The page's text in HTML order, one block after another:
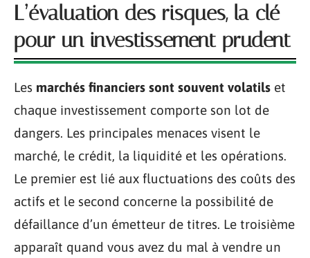
L’évaluation des risques, la clé
pour un investissement prudent
Les marchés financiers sont souvent volatils et
chaque investissement comporte son lot de
dangers. Les principales menaces visent le
marché, le crédit, la liquidité et les opérations.
Le premier est lié aux fluctuations des coûts des
actifs et le second concerne la possibilité de
défaillance d’un émetteur de titres. Le troisième
apparaît quand vous avez du mal à vendre un